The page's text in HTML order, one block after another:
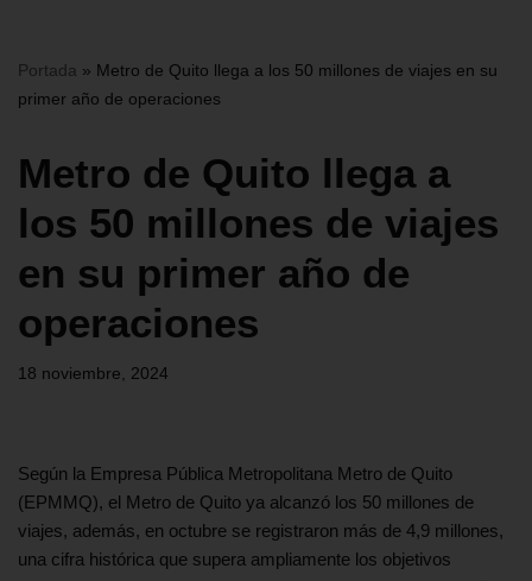
Portada » Metro de Quito llega a los 50 millones de viajes en su
primer año de operaciones
Metro de Quito llega a
los 50 millones de viajes
en su primer año de
operaciones
18 noviembre, 2024
Según la Empresa Pública Metropolitana Metro de Quito
(EPMMQ), el Metro de Quito ya alcanzó los 50 millones de
viajes, además, en octubre se registraron más de 4,9 millones,
una cifra histórica que supera ampliamente los objetivos